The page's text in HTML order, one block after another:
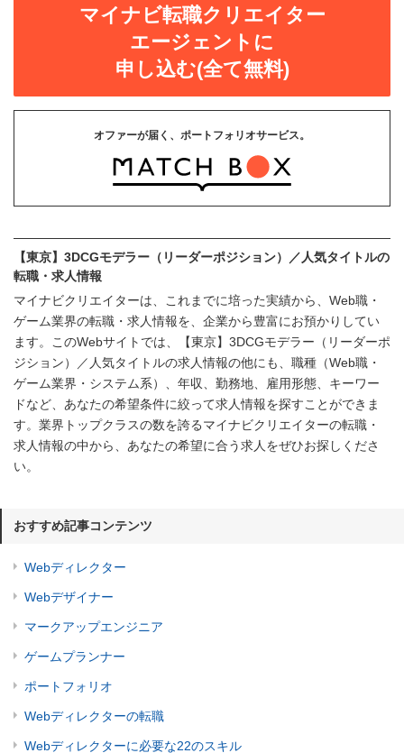
マイナビ転職クリエイター
エージェントに
申し込む(全て無料)
オファーが届く、ポートフォリオサービス。
【東京】3DCGモデラー（リーダーポジション）／人気タイトルの
転職・求人情報
マイナビクリエイターは、これまでに培った実績から、Web職・
ゲーム業界の転職・求人情報を、企業から豊富にお預かりしてい
ます。このWebサイトでは、【東京】3DCGモデラー（リーダーポ
ジション）／人気タイトルの求人情報の他にも、職種（Web職・
ゲーム業界・システム系）、年収、勤務地、雇用形態、キーワー
ドなど、あなたの希望条件に絞って求人情報を探すことができま
す。業界トップクラスの数を誇るマイナビクリエイターの転職・
求人情報の中から、あなたの希望に合う求人をぜひお探しくださ
い。
おすすめ記事コンテンツ
Webディレクター
Webデザイナー
マークアップエンジニア
ゲームプランナー
ポートフォリオ
Webディレクターの転職
Webディレクターに必要な22のスキル